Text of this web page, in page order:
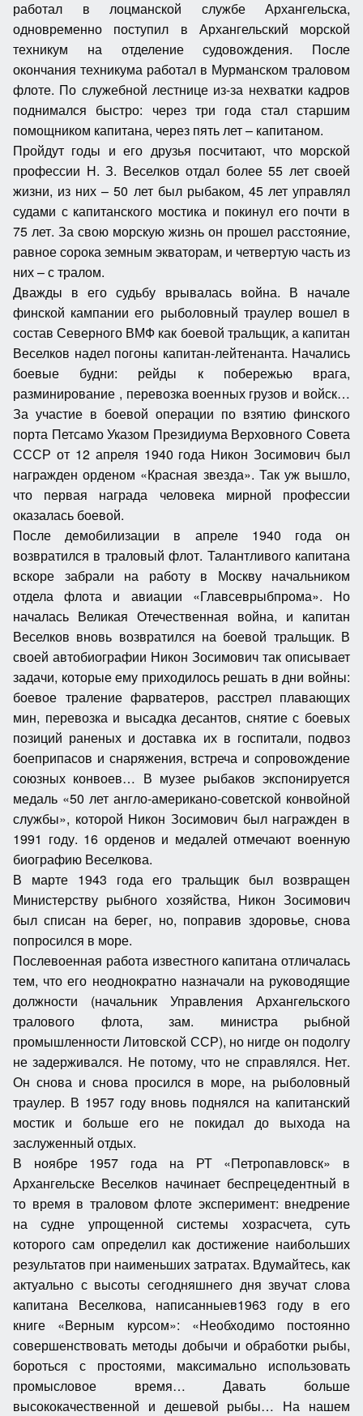
работал в лоцманской службе Архангельска,
одновременно поступил в Архангельский морской
техникум на отделение судовождения. После
окончания техникума работал в Мурманском траловом
флоте. По служебной лестнице из-за нехватки кадров
поднимался быстро: через три года стал старшим
помощником капитана, через пять лет – капитаном.
Пройдут годы и его друзья посчитают, что морской
профессии Н. З. Веселков отдал более 55 лет своей
жизни, из них – 50 лет был рыбаком, 45 лет управлял
судами с капитанского мостика и покинул его почти в
75 лет. За свою морскую жизнь он прошел расстояние,
равное сорока земным экваторам, и четвертую часть из
них – с тралом.
Дважды в его судьбу врывалась война. В начале
финской кампании его рыболовный траулер вошел в
состав Северного ВМФ как боевой тральщик, а капитан
Веселков надел погоны капитан-лейтенанта. Начались
боевые будни: рейды к побережью врага,
разминирование , перевозка военных грузов и войск…
За участие в боевой операции по взятию финского
порта Петсамо Указом Президиума Верховного Совета
СССР от 12 апреля 1940 года Никон Зосимович был
награжден орденом «Красная звезда». Так уж вышло,
что первая награда человека мирной профессии
оказалась боевой.
После демобилизации в апреле 1940 года он
возвратился в траловый флот. Талантливого капитана
вскоре забрали на работу в Москву начальником
отдела флота и авиации «Главсеврыбпрома». Но
началась Великая Отечественная война, и капитан
Веселков вновь возвратился на боевой тральщик. В
своей автобиографии Никон Зосимович так описывает
задачи, которые ему приходилось решать в дни войны:
боевое траление фарватеров, расстрел плавающих
мин, перевозка и высадка десантов, снятие с боевых
позиций раненых и доставка их в госпитали, подвоз
боеприпасов и снаряжения, встреча и сопровождение
союзных конвоев… В музее рыбаков экспонируется
медаль «50 лет англо-американо-советской конвойной
службы», которой Никон Зосимович был награжден в
1991 году. 16 орденов и медалей отмечают военную
биографию Веселкова.
В марте 1943 года его тральщик был возвращен
Министерству рыбного хозяйства, Никон Зосимович
был списан на берег, но, поправив здоровье, снова
попросился в море.
Послевоенная работа известного капитана отличалась
тем, что его неоднократно назначали на руководящие
должности (начальник Управления Архангельского
тралового флота, зам. министра рыбной
промышленности Литовской ССР), но нигде он подолгу
не задерживался. Не потому, что не справлялся. Нет.
Он снова и снова просился в море, на рыболовный
траулер. В 1957 году вновь поднялся на капитанский
мостик и больше его не покидал до выхода на
заслуженный отдых.
В ноябре 1957 года на РТ «Петропавловск» в
Архангельске Веселков начинает беспрецедентный в
то время в траловом флоте эксперимент: внедрение
на судне упрощенной системы хозрасчета, суть
которого сам определил как достижение наибольших
результатов при наименьших затратах. Вдумайтесь, как
актуально с высоты сегодняшнего дня звучат слова
капитана Веселкова, написанныев1963 году в его
книге «Верным курсом»: «Необходимо постоянно
совершенствовать методы добычи и обработки рыбы,
бороться с простоями, максимально использовать
промысловое время… Давать больше
высококачественной и дешевой рыбы… На нашем